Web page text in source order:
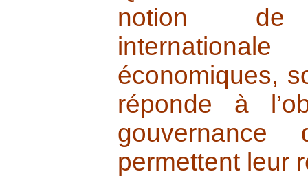
notion de
économiques,
réponde à
permettent leur